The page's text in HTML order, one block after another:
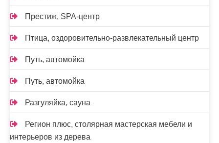
Престиж, SPA-центр
Птица, оздоровительно-развлекательный центр
Путь, автомойка
Путь, автомойка
Разгуляйка, сауна
Регион плюс, столярная мастерская мебели и
интерьеров из дерева